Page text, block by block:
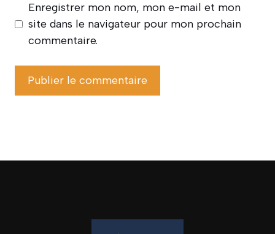
Enregistrer mon nom, mon e-mail et mon
site dans le navigateur pour mon prochain
commentaire.